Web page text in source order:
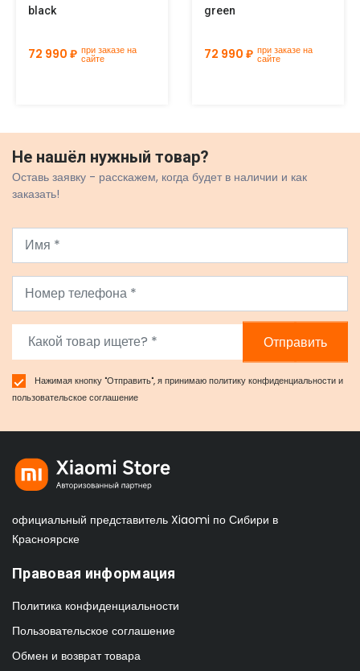
black
72 990 ₽ при заказе на
сайте
green
72 990 ₽ при заказе на
сайте
Не нашёл нужный товар?
Оставь заявку - расскажем, когда будет в наличии и как
заказать!
Отправить
Нажимая кнопку "Отправить", я принимаюполитику конфиденциальностии
пользовательское соглашение
официальный представитель Xiaomi по Сибири в
Красноярске
Правовая информация
Политика конфиденциальности
Пользовательское соглашение
Обмен и возврат товара